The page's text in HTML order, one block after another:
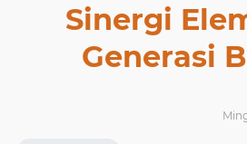
Sinergi
Generasi